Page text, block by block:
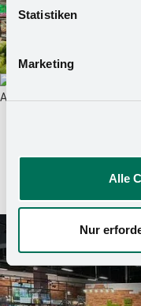
widerrufen. Mehr
Statistiken
Marketing
Alle
Nur